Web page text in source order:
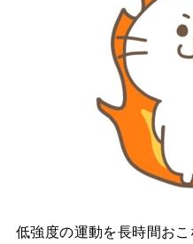
低強度の運動を長時間お